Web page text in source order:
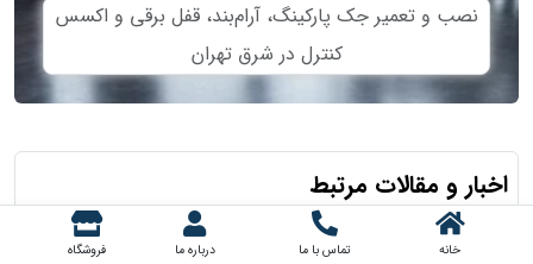
نصب و تعمیر جک پارکینگ، آرام‌بند، قفل برقی و اکسس
کنترل در شرق تهران
اخبار و مقالات مرتبط
خانه تماس با ما درباره ما فروشگاه